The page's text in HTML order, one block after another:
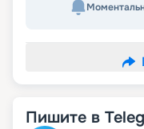
Пишите в